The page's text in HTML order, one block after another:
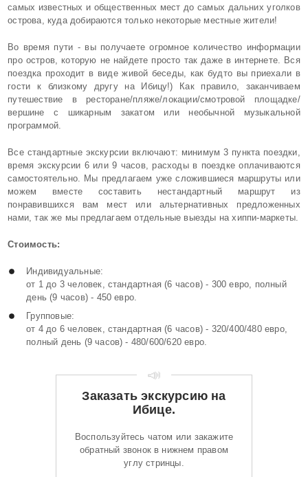
самых известных и общественных мест до самых дальних уголков
острова, куда добираются только некоторые местные жители!
Во время пути - вы получаете огромное количество информации
про остров, которую не найдете просто так даже в интернете. Вся
поездка проходит в виде живой беседы, как будто вы приехали в
гости к близкому другу на Ибицу!) Как правило, заканчиваем
путешествие в ресторане/пляже/локации/смотровой площадке/
вершине с шикарным закатом или необычной музыкальной
программой.
Все стандартные экскурсии включают: минимум 3 пункта поездки,
время экскурсии 6 или 9 часов, расходы в поездке оплачиваются
самостоятельно. Мы предлагаем уже сложившиеся маршруты или
можем вместе составить нестандартный маршрут из
понравившихся вам мест или альтернативных предложенных
нами, так же мы предлагаем отдельные выезды на хиппи-маркеты.
Стоимость:
Индивидуальные:
от 1 до 3 человек, стандартная (6 часов) - 300 евро, полный
день (9 часов) - 450 евро.
Групповые:
от 4 до 6 человек, стандартная (6 часов) - 320/400/480 евро,
полный день (9 часов) - 480/600/620 евро.
📣
Заказать экскурсию на
Ибице.
Воспользуйтесь чатом или закажите
обратный звонок в нижнем правом
углу стринцы.